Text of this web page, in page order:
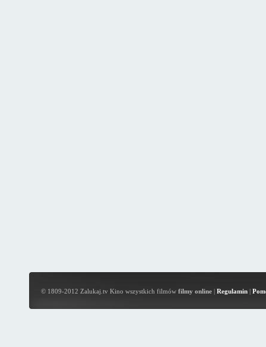
© 1809-2012 Zalukaj.tv Kino wszystkich filmów filmy online| Regulamin|